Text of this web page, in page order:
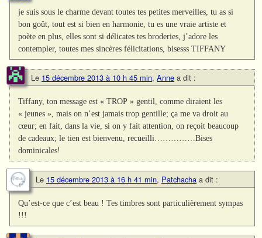
je suis sous le charme devant toutes tes petites merveilles, tu as si
bon goût, tout est si bien en harmonie, tu es une vraie artiste et
poète en plus, elles sont si délicates tes broderies, j’adore les
contempler, toutes mes sincères félicitations, bisesss TIFFANY
Le 15 décembre 2013 à 10 h 45 min, Anne a dit :
Tiffany, ton message est « TROP » gentil, comme diraient les
« jeunes », mais on n’est jamais trop gentille; ça me va droit au
cœur; en fait, dans la vie, si on y fait attention, on reçoit beaucoup
de cadeaux; le tien est bienvenu, recueilli……………Bises
dominicales!
Le 15 décembre 2013 à 16 h 41 min, Patchacha a dit :
Qu’est-ce que c’est beau ! Tes timbres sont particulièrement sympas
!!!